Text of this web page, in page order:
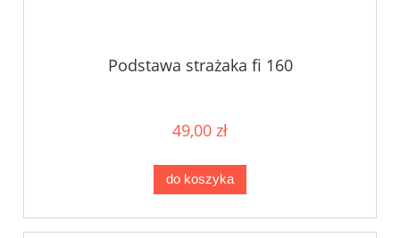
Podstawa strażaka fi 160
49,00 zł
do koszyka